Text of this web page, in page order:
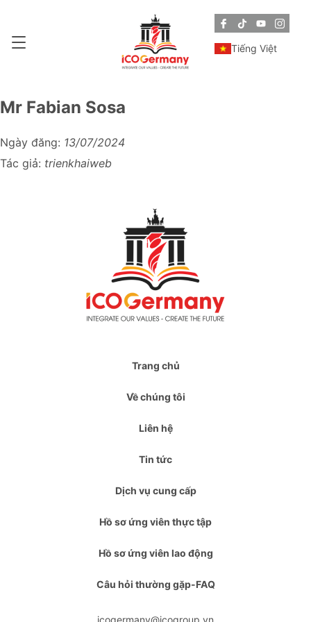
Tiếng Việt
Mr Fabian Sosa
Ngày đăng: 13/07/2024
Tác giả: trienkhaiweb
Trang chủ
Về chúng tôi
Liên hệ
Tin tức
Dịch vụ cung cấp
Hồ sơ ứng viên thực tập
Hồ sơ ứng viên lao động
Câu hỏi thường gặp-FAQ
icogermany@icogroup.vn